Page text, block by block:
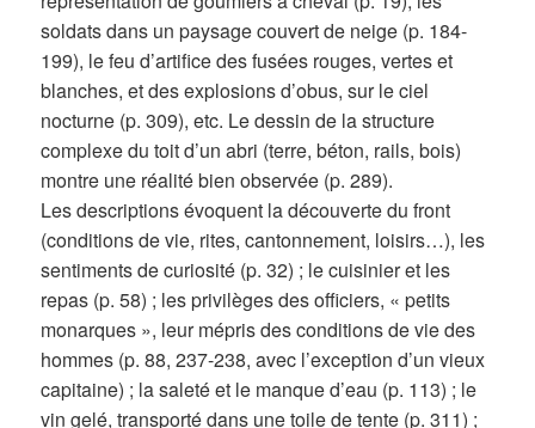
soldats dans un paysage couvert de neige (p. 184-
199), le feu d’artifice des fusées rouges, vertes et
blanches, et des explosions d’obus, sur le ciel
nocturne (p. 309), etc. Le dessin de la structure
complexe du toit d’un abri (terre, béton, rails, bois)
montre une réalité bien observée (p. 289).
Les descriptions évoquent la découverte du front
(conditions de vie, rites, cantonnement, loisirs…), les
sentiments de curiosité (p. 32) ; le cuisinier et les
repas (p. 58) ; les privilèges des officiers, « petits
monarques », leur mépris des conditions de vie des
hommes (p. 88, 237-238, avec l’exception d’un vieux
capitaine) ; la saleté et le manque d’eau (p. 113) ; le
vin gelé, transporté dans une toile de tente (p. 311) ;